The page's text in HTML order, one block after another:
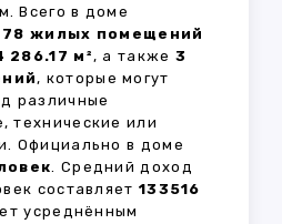
Всего в доме
78 жилых помещений
286.17 м², а также 3
, которые могут
различные
технические или
Официально в доме
. Средний доход
составляет 133516
усреднённым